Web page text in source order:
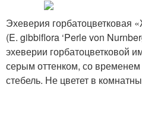
Эхеверия
(E. gibbiflora ‘Perle von
эхеверии горбатоцветковой
серым оттенком, со временем
стебель. Не цветет в